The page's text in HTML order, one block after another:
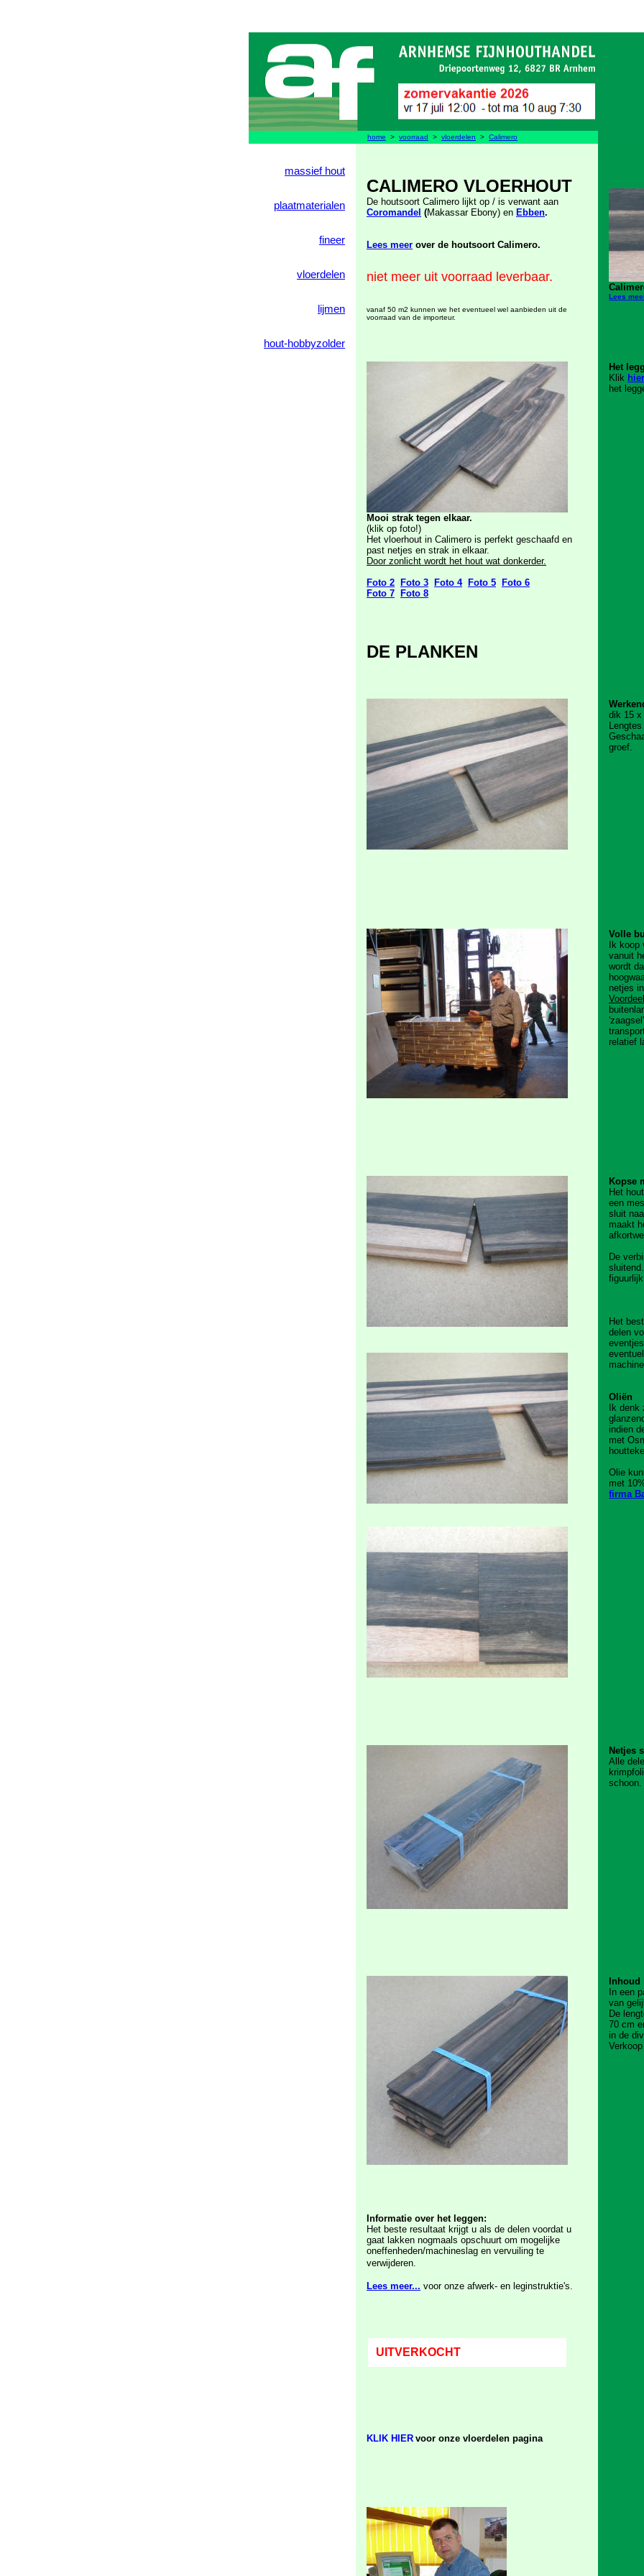
home > voorraad > vloerdelen > Calimero
massief hout
plaatmaterialen
fineer
vloerdelen
lijmen
hout-hobbyzolder
CALIMERO VLOERHOUT
De houtsoort Calimero lijkt op / is verwant aan
Coromandel (Makassar Ebony) en Ebben.
Lees meer over de houtsoort Calimero.
niet meer uit voorraad leverbaar.
vanaf 50 m2 kunnen we het eventueel wel aanbieden uit de
voorraad van de importeur.
Lees
Mooi strak tegen elkaar.
(klik op foto!)
Het vloerhout in Calimero is perfekt geschaafd en
past netjes en strak in elkaar.
Door zonlicht wordt het hout wat donkerder.
Foto 2
Foto 3 Foto 4 Foto 5
Foto 6
Foto 7
Foto 8
DE PLANKEN
Het
Klik hier
het
dik 15 x
groef.
Volle
Ik
vanuit
wordt
netjes
Voordeel
relatief
Kopse
Het
een
sluit
maakt
De
Het
delen
Oliën
Ik
indien
met
Olie
met
firma
Netjes
Alle
schoon.
Informatie over het leggen:
Het beste resultaat krijgt u als de delen voordat u
gaat lakken nogmaals opschuurt om mogelijke
oneffenheden/machineslag en vervuiling te
verwijderen.
Lees meer... voor onze afwerk- en leginstruktie's.
Inhoud
In een
van
De
70 cm
in de
UITVERKOCHT
KLIK HIER voor onze vloerdelen pagina